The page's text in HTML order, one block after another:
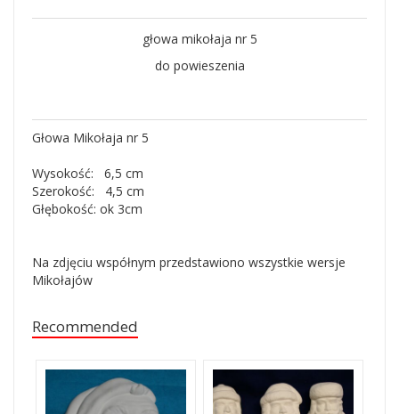
głowa mikołaja nr 5
do powieszenia
Głowa Mikołaja nr 5
Wysokość: 6,5 cm
Szerokość: 4,5 cm
Głębokość: ok 3cm
Na zdjęciu współnym przedstawiono wszystkie wersje
Mikołajów
Recommended